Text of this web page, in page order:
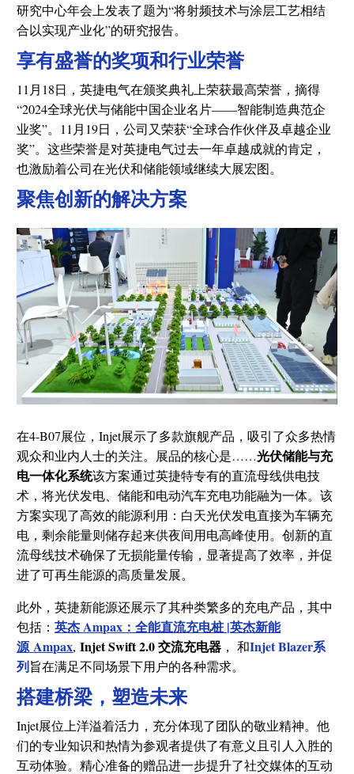
研究中心年会上发表了题为“将射频技术与涂层工艺相结
合以实现产业化”的研究报告。
享有盛誉的奖项和行业荣誉
11月18日，英捷电气在颁奖典礼上荣获最高荣誉，摘得
“2024全球光伏与储能中国企业名片——智能制造典范企
业奖”。11月19日，公司又荣获“全球合作伙伴及卓越企业
奖”。这些荣誉是对英捷电气过去一年卓越成就的肯定，
也激励着公司在光伏和储能领域继续大展宏图。
聚焦创新的解决方案
在4-B07展位，Injet展示了多款旗舰产品，吸引了众多热情
观众和业内人士的关注。展品的核心是……光伏储能与充
电一体化系统该方案通过英捷特专有的直流母线供电技
术，将光伏发电、储能和电动汽车充电功能融为一体。该
方案实现了高效的能源利用：白天光伏发电直接为车辆充
电，剩余能量则储存起来供夜间用电高峰使用。创新的直
流母线技术确保了无损能量传输，显著提高了效率，并促
进了可再生能源的高质量发展。
此外，英捷新能源还展示了其种类繁多的充电产品，其中
包括：英杰 Ampax：全能直流充电桩 |英杰新能
源 Ampax,Injet Swift 2.0 交流充电器 ， 和Injet Blazer系
列旨在满足不同场景下用户的各种需求。
搭建桥梁，塑造未来
Injet展位上洋溢着活力，充分体现了团队的敬业精神。他
们的专业知识和热情为参观者提供了有意义且引人入胜的
互动体验。精心准备的赠品进一步提升了社交媒体的互动